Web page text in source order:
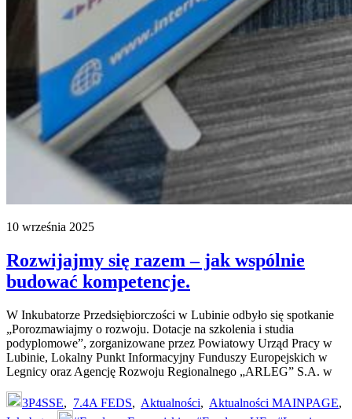
10 września 2025
Rozwijajmy się razem – jak wspólnie
budować kompetencje.
W Inkubatorze Przedsiębiorczości w Lubinie odbyło się spotkanie
„Porozmawiajmy o rozwoju. Dotacje na szkolenia i studia
podyplomowe”, zorganizowane przez Powiatowy Urząd Pracy w
Lubinie, Lokalny Punkt Informacyjny Funduszy Europejskich w
Legnicy oraz Agencję Rozwoju Regionalnego „ARLEG” S.A. w
3P4SSE, 7.4A FEDS, Aktualności, Aktualności MAINPAGE,